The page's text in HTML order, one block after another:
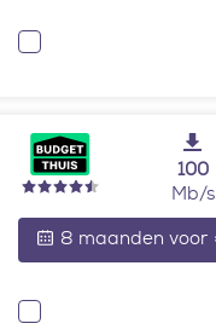
100
Mb/s
8 maanden voor